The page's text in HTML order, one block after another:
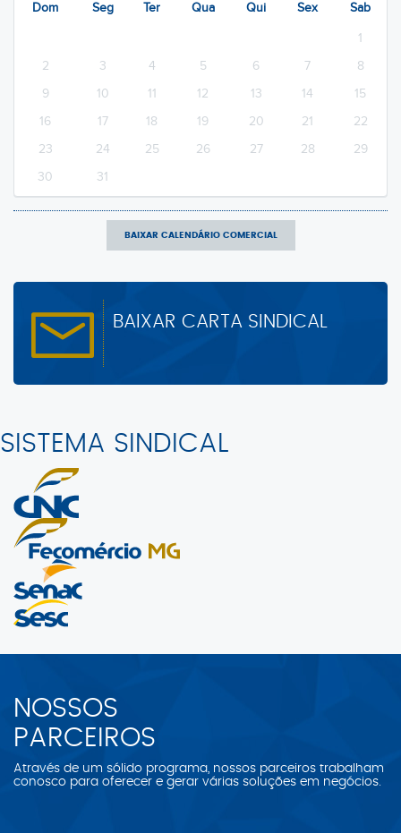
Dom Seg Ter Qua Qui Sex Sab
1
2
3 4 5 6 7
8
9
10 11 12 13 14
15
16
17 18 19 20 21
22
23
24 25 26 27 28
29
30
31
BAIXAR CALENDÁRIO COMERCIAL
BAIXAR CARTA SINDICAL
SISTEMA SINDICAL
NOSSOS
PARCEIROS
Através de um sólido programa, nossos parceiros trabalham
conosco para oferecer e gerar várias soluções em negócios.